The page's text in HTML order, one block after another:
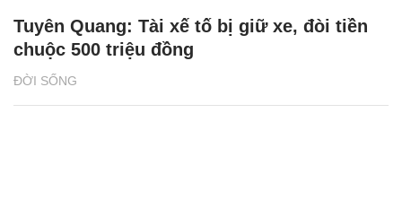
ĐỜI SỐNG
Tuyên Quang: Tài xế tố bị giữ xe, đòi tiền
chuộc 500 triệu đồng